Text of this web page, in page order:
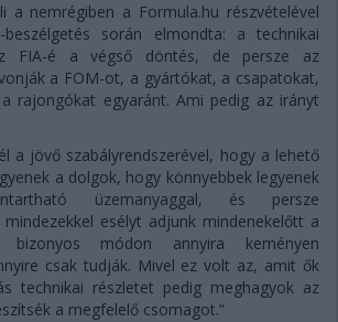
a nemrégiben a Formula.hu részvételével
során elmondta: a technikai
FIA-é a végső döntés, de persze az
a FOM-ot, a gyártókat, a csapatokat,
rajongókat egyaránt. Ami pedig az irányt
a jövő szabályrendszerével, hogy a lehető
a dolgok, hogy könnyebbek legyenek
üzemanyaggal, és persze
esélyt adjunk mindenekelőtt a
bizonyos módon annyira keményen
csak tudják. Mivel ez volt az, amit ők
technikai részletet pedig meghagyok az
a megfelelő csomagot.”